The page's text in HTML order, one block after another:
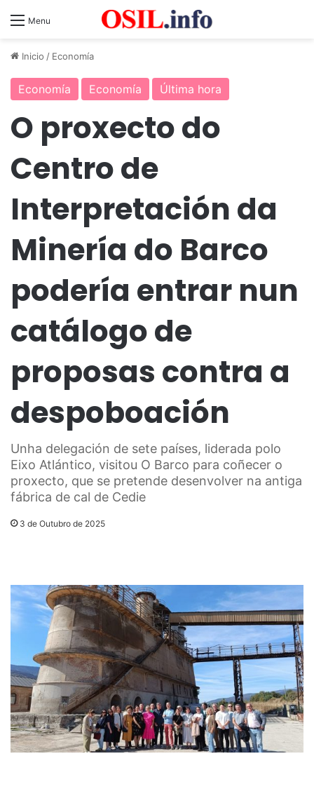
Menu
Inicio / Economía
Economía Economía Última hora
O proxecto do
Centro de
Interpretación da
Minería do Barco
podería entrar nun
catálogo de
proposas contra a
despoboación
Unha delegación de sete países, liderada polo
Eixo Atlántico, visitou O Barco para coñecer o
proxecto, que se pretende desenvolver na antiga
fábrica de cal de Cedie
3 de Outubro de 2025